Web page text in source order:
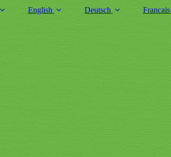
English Deutsch Francais